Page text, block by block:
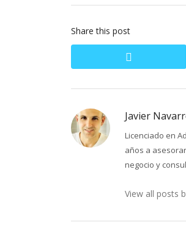
Share this post
Javier
Licenciado en
años a
negocio y
View all posts